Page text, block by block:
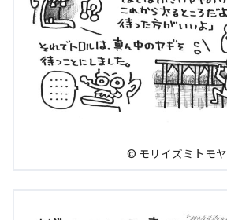
© モリイズミトモヤ